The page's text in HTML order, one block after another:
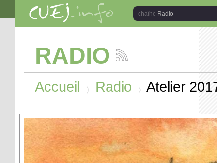
Aller au contenu principal
Radio
RADIO
les
de
la
Accueil Radio Atelier